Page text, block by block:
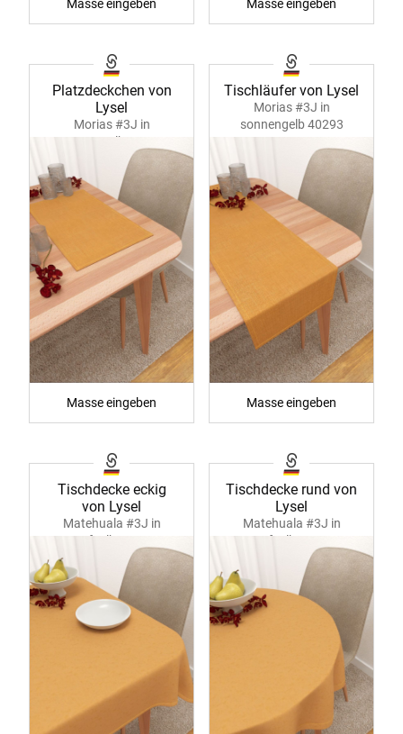
Masse eingeben Masse eingeben
Platzdeckchen von
Lysel
Morias #3J in
sonnengelb 40292
Masse eingeben
Tischläufer von Lysel
Morias #3J in
sonnengelb 40293
Masse eingeben
Tischdecke eckig
von Lysel
Matehuala #3J in
senfgelb 40294
Tischdecke rund von
Lysel
Matehuala #3J in
senfgelb 40295